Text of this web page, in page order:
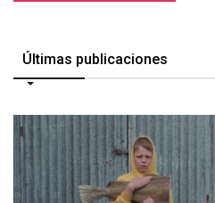
Últimas publicaciones